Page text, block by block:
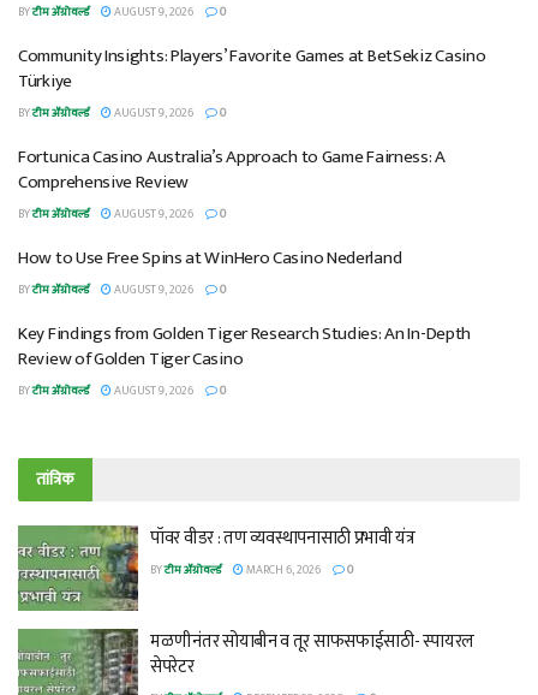
BYटीम ॲग्रोवर्ल्ड AUGUST 9, 2026 0
Community Insights: Players’ Favorite Games at BetSekiz Casino
Türkiye
BYटीम ॲग्रोवर्ल्ड AUGUST 9, 2026 0
Fortunica Casino Australia’s Approach to Game Fairness: A
Comprehensive Review
BYटीम ॲग्रोवर्ल्ड AUGUST 9, 2026 0
How to Use Free Spins at WinHero Casino Nederland
BYटीम ॲग्रोवर्ल्ड AUGUST 9, 2026 0
Key Findings from Golden Tiger Research Studies: An In-Depth
Review of Golden Tiger Casino
BYटीम ॲग्रोवर्ल्ड AUGUST 9, 2026 0
तांत्रिक
पॉवर वीडर : तण व्यवस्थापनासाठी प्रभावी यंत्र
BYटीम ॲग्रोवर्ल्ड MARCH 6, 2026 0
मळणीनंतर सोयाबीन व तूर साफसफाईसाठी- स्पायरल
सेपरेटर